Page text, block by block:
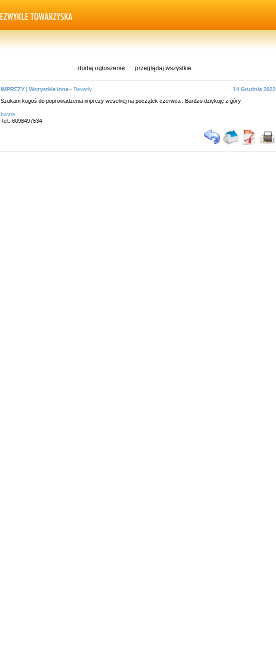
dodaj ogłoszenie przeglądaj wszystkie
IMPREZY | Wszystkie inne - Beverly
14 Grudnia 2022
Szukam kogoś do poprowadzenia imprezy weselnej na początek czerwca . Bardzo dziękuję z góry
Iwona
Tel.: 6098497534